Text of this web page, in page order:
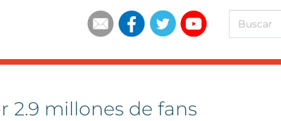
2.9 millones de fans